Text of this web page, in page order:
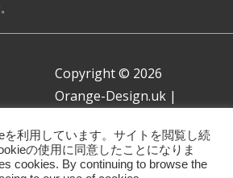
Copyright © 2026
Orange-Design.uk |
Theme
を利用しています。サイトを閲覧し続
の使用に同意したことになりま
cookies. By continuing to browse the